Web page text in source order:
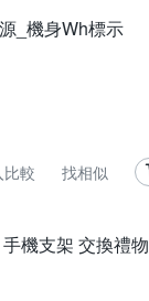
_機身Wh標示
比較 找相似
機支架 交換禮物